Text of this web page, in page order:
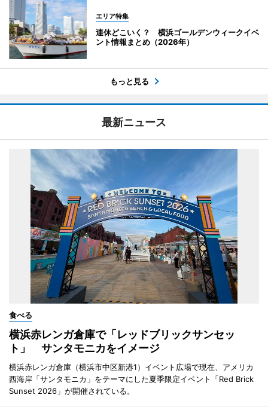
エリア特集
連休どこいく？ 横浜ゴールデンウィークイベ
ント情報まとめ（2026年）
もっと見る
最新ニュース
食べる
横浜赤レンガ倉庫で「レッドブリックサンセッ
ト」 サンタモニカをイメージ
横浜赤レンガ倉庫（横浜市中区新港1）イベント広場で現在、アメリカ
西海岸「サンタモニカ」をテーマにした夏季限定イベント「Red Brick
Sunset 2026」が開催されている。